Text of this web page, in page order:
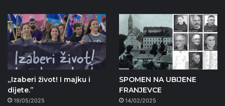
„Izaberi život! I majku i
dijete.”
19/05/2025
SPOMEN NA UBIJENE
FRANJEVCE
14/02/2025